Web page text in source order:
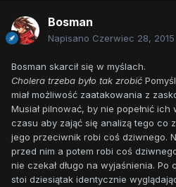
Bosman
Napisano Czerwiec 28, 2015
Bosman skarcił się w myślach.
Cholera trzeba było tak zrobić
miał możliwość zaatakowania z
Musiał pilnować, by nie popełnić ich
czasu aby zająć się analizą tego co
jego przeciwnik robi coś dziwnego.
przed nim a potem robi coś
nie czekał długo na wyjaśnienia. Po
stoi dziesiątak identycznie